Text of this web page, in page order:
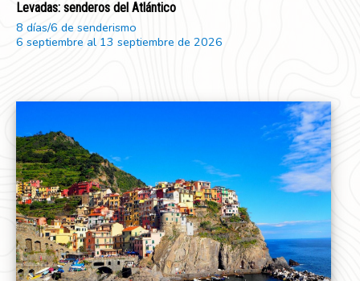
Levadas: senderos del Atlántico
8 días/6 de senderismo
6 septiembre al 13 septiembre de 2026